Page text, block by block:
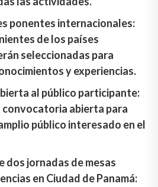
ponentes internacionales:
de los países
seleccionadas para
y experiencias.
al público participante:
convocatoria abierta para
público interesado en el
dos jornadas de mesas
en Ciudad de Panamá: